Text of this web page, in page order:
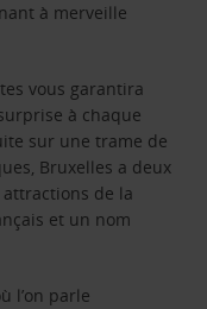
à merveille
vous garantira
à chaque
sur une trame de
Bruxelles a deux
de la
et un nom
l’on parle